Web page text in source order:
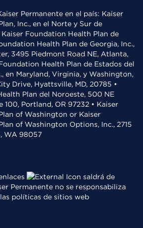
Permanente en el país: Kaiser
Inc., en el Norte y Sur de
Foundation Health Plan de
Health Plan de Georgia, Inc.,
3495 Piedmont Road NE, Atlanta,
Health Plan de Estados del
en Maryland, Virginia, y Washington,
Drive, Hyattsville, MD, 20785 •
Plan del Noroeste, 500 NE
100, Portland, OR 97232 • Kaiser
of Washington or Kaiser
of Washington Options, Inc., 2715
WA 98057
saldrá de
Permanente no se responsabiliza
políticas de sitios web